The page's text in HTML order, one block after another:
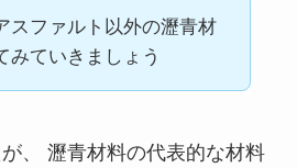
スファルト以外の瀝青材
みていきましょう
、 瀝青材料の代表的な材料